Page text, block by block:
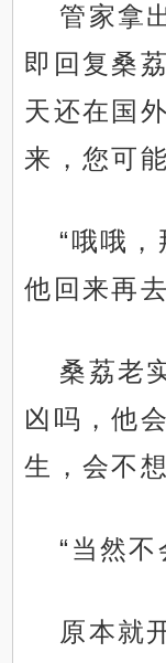
管家拿
即回复桑
天还在国
来，您可
“哦哦
他回来再
桑荔老
凶吗，他
生，会不
“当然不
原本就